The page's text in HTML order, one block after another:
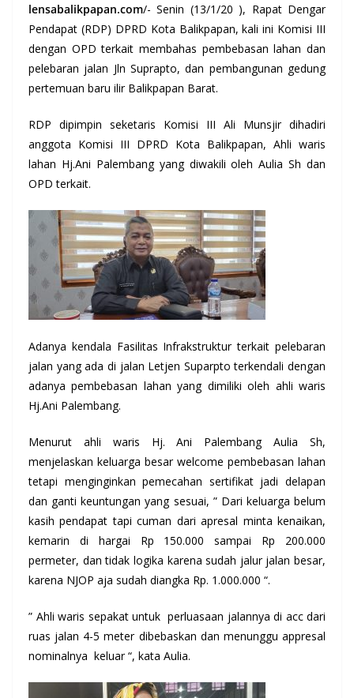
lensabalikpapan.com/- Senin (13/1/20 ), Rapat Dengar
Pendapat (RDP) DPRD Kota Balikpapan, kali ini Komisi III
dengan OPD terkait membahas pembebasan lahan dan
pelebaran jalan Jln Suprapto, dan pembangunan gedung
pertemuan baru ilir Balikpapan Barat.
RDP dipimpin seketaris Komisi III Ali Munsjir dihadiri
anggota Komisi III DPRD Kota Balikpapan, Ahli waris
lahan Hj.Ani Palembang yang diwakili oleh Aulia Sh dan
OPD terkait.
Adanya kendala Fasilitas Infrakstruktur terkait pelebaran
jalan yang ada di jalan Letjen Suparpto terkendali dengan
adanya pembebasan lahan yang dimiliki oleh ahli waris
Hj.Ani Palembang.
Menurut ahli waris Hj. Ani Palembang Aulia Sh,
menjelaskan keluarga besar welcome pembebasan lahan
tetapi menginginkan pemecahan sertifikat jadi delapan
dan ganti keuntungan yang sesuai, ” Dari keluarga belum
kasih pendapat tapi cuman dari apresal minta kenaikan,
kemarin di hargai Rp 150.000 sampai Rp 200.000
permeter, dan tidak logika karena sudah jalur jalan besar,
karena NJOP aja sudah diangka Rp. 1.000.000 “.
” Ahli waris sepakat untuk perluasaan jalannya di acc dari
ruas jalan 4-5 meter dibebaskan dan menunggu appresal
nominalnya keluar “, kata Aulia.